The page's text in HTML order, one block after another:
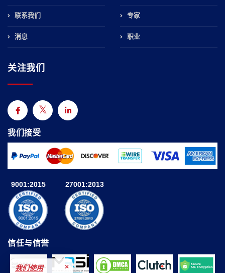
联系我们
消息
专家
职业
关注我们
我们接受
9001:2015 27001:2013
信任与信誉
我们使用 ×